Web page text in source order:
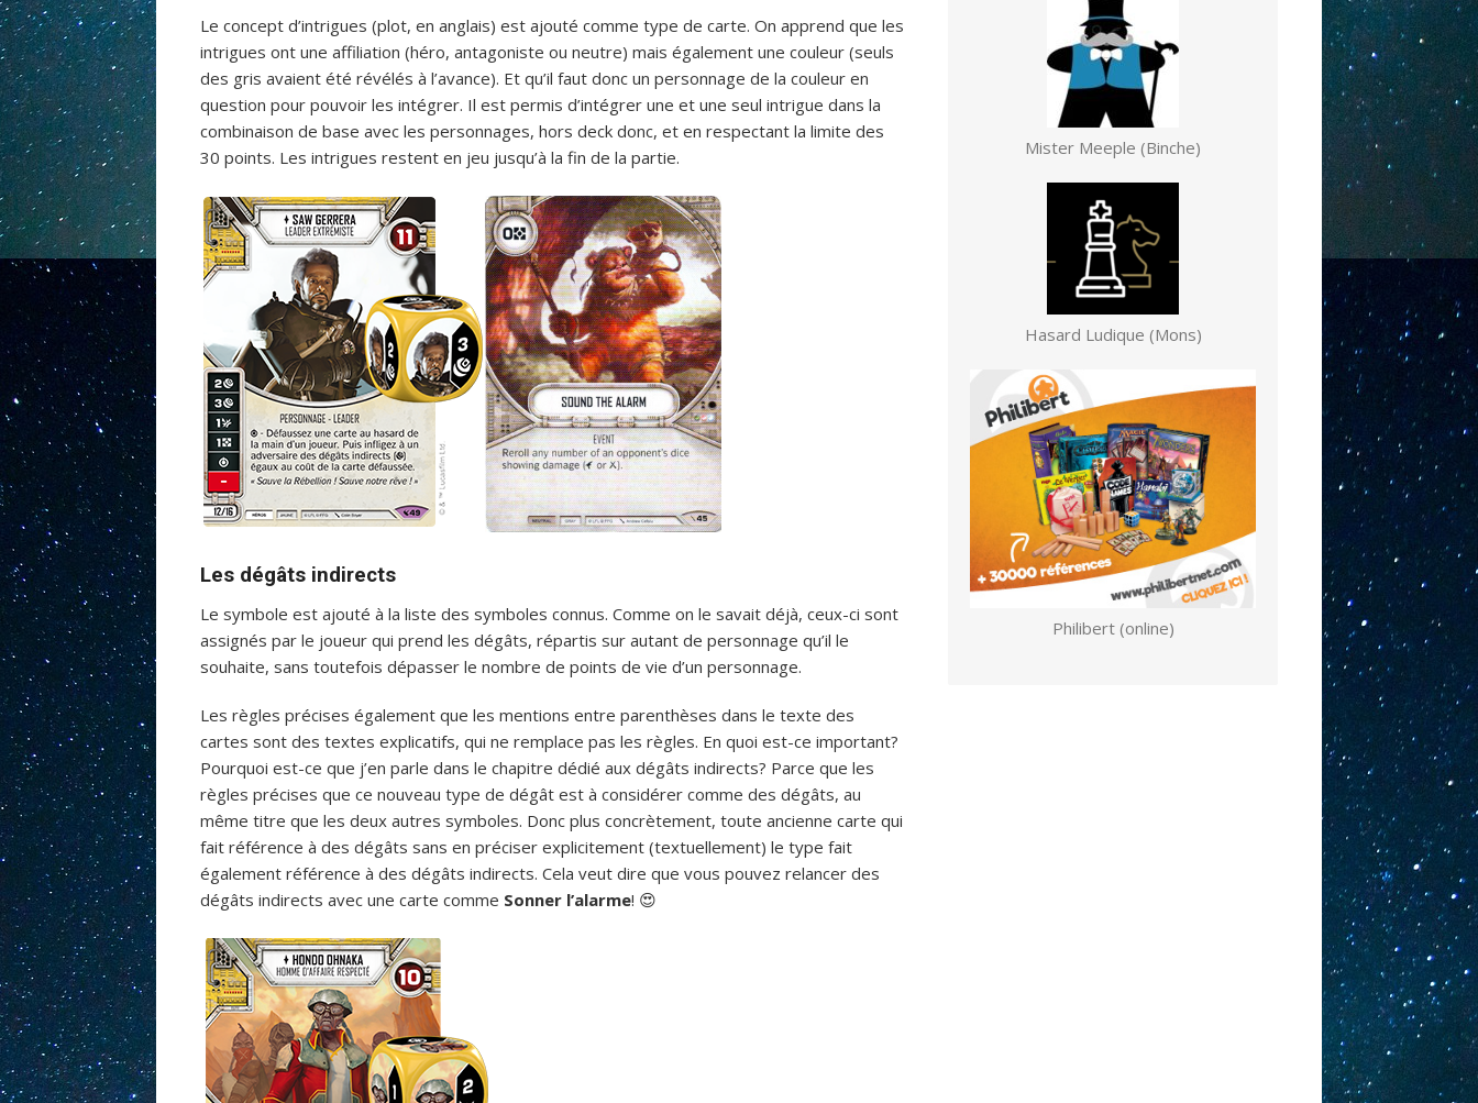
Le concept d’intrigues (plot, en anglais) est ajouté comme type de carte. On apprend que les
intrigues ont une affiliation (héro, antagoniste ou neutre) mais également une couleur (seuls
des gris avaient été révélés à l’avance). Et qu’il faut donc un personnage de la couleur en
question pour pouvoir les intégrer. Il est permis d’intégrer une et une seul intrigue dans la
combinaison de base avec les personnages, hors deck donc, et en respectant la limite des
30 points. Les intrigues restent en jeu jusqu’à la fin de la partie.
Les dégâts indirects
Le symbole est ajouté à la liste des symboles connus. Comme on le savait déjà, ceux-ci sont
assignés par le joueur qui prend les dégâts, répartis sur autant de personnage qu’il le
souhaite, sans toutefois dépasser le nombre de points de vie d’un personnage.
Les règles précises également que les mentions entre parenthèses dans le texte des
cartes sont des textes explicatifs, qui ne remplace pas les règles. En quoi est-ce important?
Pourquoi est-ce que j’en parle dans le chapitre dédié aux dégâts indirects? Parce que les
règles précises que ce nouveau type de dégât est à considérer comme des dégâts, au
même titre que les deux autres symboles. Donc plus concrètement, toute ancienne carte qui
fait référence à des dégâts sans en préciser explicitement (textuellement) le type fait
également référence à des dégâts indirects. Cela veut dire que vous pouvez relancer des
dégâts indirects avec une carte comme Sonner l’alarme! 😍
Mister Meeple (Binche)
Hasard Ludique (Mons)
Philibert (online)